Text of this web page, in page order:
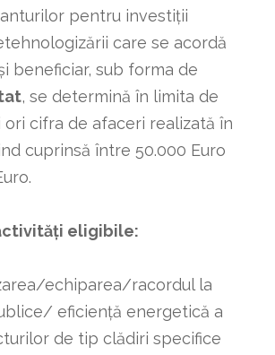
pentru investiții
care se acordă
beneficiar, sub forma de
, se determină în limita de
ori cifra de afaceri realizată în
cuprinsă între 50.000 Euro
eligibile:
echiparea/racordul la
eficienţă energetică a
de tip clădiri specifice